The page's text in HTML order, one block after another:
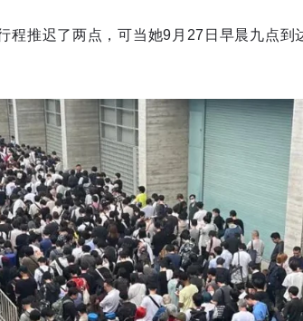
程推迟了两点，可当她9月27日早晨九点到